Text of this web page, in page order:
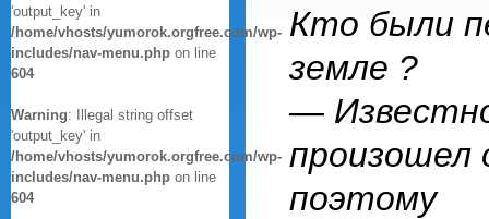
'output_key' in
/home/vhosts/yumorok.orgfree.com/wp-
includes/nav-menu.php on line
604
Warning: Illegal string offset
'output_key' in
/home/vhosts/yumorok.orgfree.com/wp-
includes/nav-menu.php on line
604
Кто были
земле ?
—
произошел
поэтому